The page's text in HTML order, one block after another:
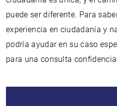
puede ser diferente. Para
experiencia en ciudadanía y
podría ayudar en su caso
para una consulta